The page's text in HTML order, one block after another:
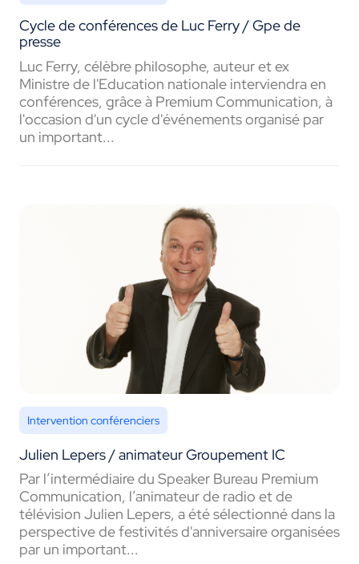
Cycle de conférences de Luc Ferry / Gpe de
presse
Luc Ferry, célèbre philosophe, auteur et ex
Ministre de l'Education nationale interviendra en
conférences, grâce à Premium Communication, à
l'occasion d'un cycle d'événements organisé par
un important...
Intervention conférenciers
Julien Lepers / animateur Groupement IC
Par l’intermédiaire du Speaker Bureau Premium
Communication, l’animateur de radio et de
télévision Julien Lepers, a été sélectionné dans la
perspective de festivités d'anniversaire organisées
par un important...